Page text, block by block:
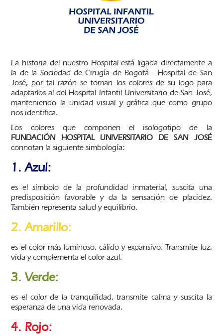
La historia del nuestro Hospital está ligada directamente a
la de la Sociedad de Cirugía de Bogotá - Hospital de San
José, por tal razón se toman los colores de su logo para
adaptarlos al del Hospital Infantil Universitario de San José,
manteniendo la unidad visual y gráfica que como grupo
nos identifica.
Los colores que componen el isologotipo de la
FUNDACIÓN HOSPITAL UNIVERSITARIO DE SAN JOSÉ
connotan la siguiente simbología:
1. Azul:
es el símbolo de la profundidad inmaterial, suscita una
predisposición favorable y da la sensación de placidez.
También representa salud y equilibrio.
2. Amarillo:
es el color más luminoso, cálido y expansivo. Transmite luz,
vida y complementa el color azul.
3. Verde:
es el color de la tranquilidad, transmite calma y suscita la
esperanza de una vida renovada.
4. Rojo: